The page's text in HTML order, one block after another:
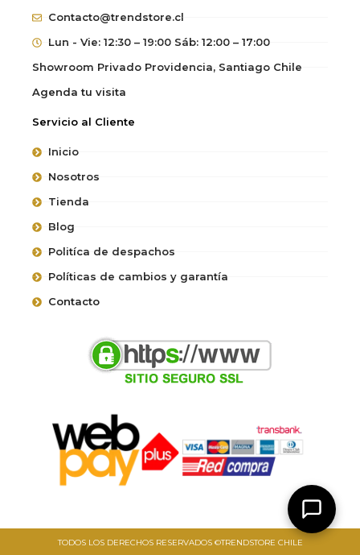
Contacto@trendstore.cl
Lun - Vie: 12:30 – 19:00 Sáb: 12:00 – 17:00
Showroom Privado Providencia, Santiago Chile
Agenda tu visita
Servicio al Cliente
Inicio
Nosotros
Tienda
Blog
Politíca de despachos
Políticas de cambios y garantía
Contacto
TODOS LOS DERECHOS RESERVADOS ©TRENDSTORE CHILE